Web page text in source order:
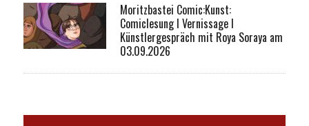
Moritzbastei Comic:Kunst:
Comiclesung I Vernissage I
Künstlergespräch mit Roya Soraya am
03.09.2026